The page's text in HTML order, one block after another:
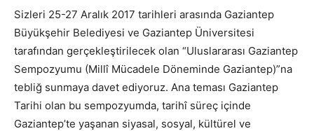
Sizleri 25-27 Aralık 2017 tarihleri arasında Gaziantep
Büyükşehir Belediyesi ve Gaziantep Üniversitesi
tarafından gerçekleştirilecek olan “Uluslararası Gaziantep
Sempozyumu (Millî Mücadele Döneminde Gaziantep)”na
tebliğ sunmaya davet ediyoruz. Ana teması Gaziantep
Tarihi olan bu sempozyumda, tarihî süreç içinde
Gaziantep’te yaşanan siyasal, sosyal, kültürel ve